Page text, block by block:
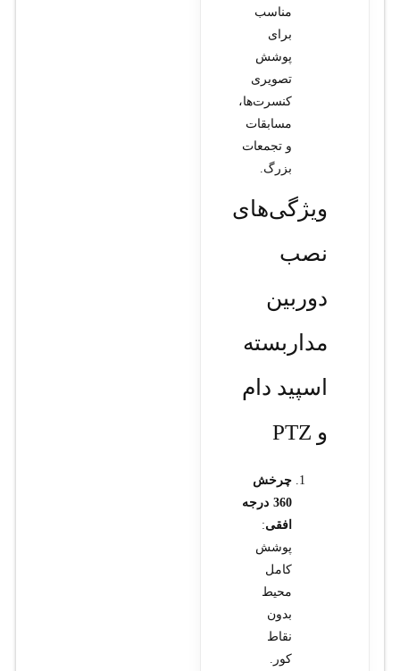
مناسب
برای
پوشش
تصویری
کنسرت‌ها،
مسابقات
و تجمعات
بزرگ.
ویژگی‌های
نصب
دوربین
مداربسته
اسپید دام
و PTZ
چرخش
360 درجه
افقی:
پوشش
کامل
محیط
بدون
نقاط
کور.